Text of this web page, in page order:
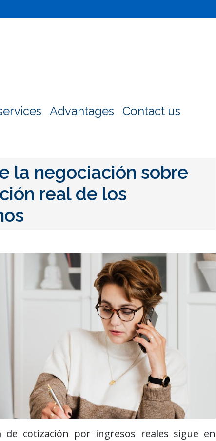
Advantages Contact us
la negociación sobre
real de los
de cotización por ingresos reales sigue en